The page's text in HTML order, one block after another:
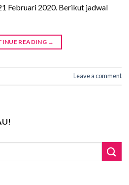
Februari 2020. Berikut jadwal
READING →
Leave a comment